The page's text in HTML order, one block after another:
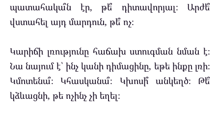
պատահակա՞ն էր, թե՞ դիտավորյալ։ Արժե՞
վստահել այդ մարդուն, թե՞ ոչ։
Կարիճի լռությունը հաճախ ստուգման նման է։
Նա նայում է՝ ինչ կանի դիմացինը, եթե ինքը լռի։
Կմոտենա՞։ Կհասկանա՞։ Կխոսի՞ անկեղծ։ Թե՞
կձևացնի, թե ոչինչ չի եղել։